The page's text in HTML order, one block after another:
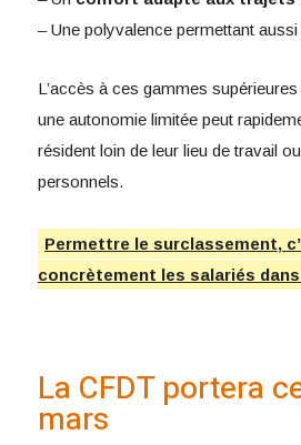
– Une polyvalence permettant aussi
L’accès à ces gammes
une autonomie limitée peut
résident loin de leur lieu de travail
personnels.
Permettre le surclassement,
concrètement les salariés
La CFDT portera
mars